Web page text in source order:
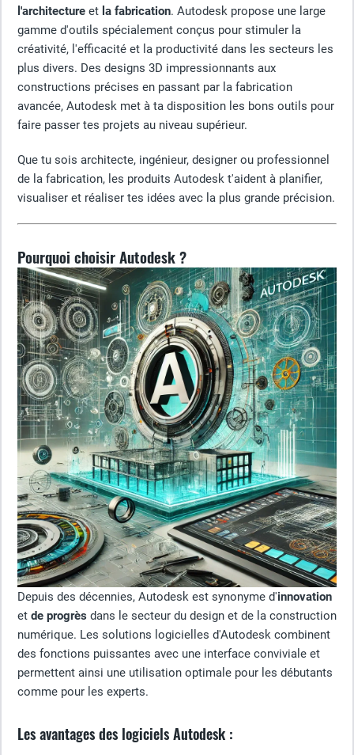
l'architecture et la fabrication. Autodesk propose une large
gamme d'outils spécialement conçus pour stimuler la
créativité, l'efficacité et la productivité dans les secteurs les
plus divers. Des designs 3D impressionnants aux
constructions précises en passant par la fabrication
avancée, Autodesk met à ta disposition les bons outils pour
faire passer tes projets au niveau supérieur.
Que tu sois architecte, ingénieur, designer ou professionnel
de la fabrication, les produits Autodesk t'aident à planifier,
visualiser et réaliser tes idées avec la plus grande précision.
Pourquoi choisir Autodesk ?
Depuis des décennies, Autodesk est synonyme d'innovation
et de progrès dans le secteur du design et de la construction
numérique. Les solutions logicielles d'Autodesk combinent
des fonctions puissantes avec une interface conviviale et
permettent ainsi une utilisation optimale pour les débutants
comme pour les experts.
Les avantages des logiciels Autodesk :